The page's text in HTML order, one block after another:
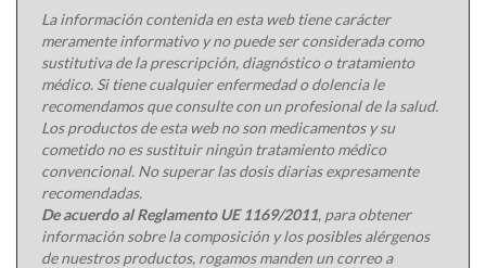
La información contenida en esta web tiene carácter
meramente informativo y no puede ser considerada como
sustitutiva de la prescripción, diagnóstico o tratamiento
médico. Si tiene cualquier enfermedad o dolencia le
recomendamos que consulte con un profesional de la salud.
Los productos de esta web no son medicamentos y su
cometido no es sustituir ningún tratamiento médico
convencional. No superar las dosis diarias expresamente
recomendadas.
De acuerdo al Reglamento UE 1169/2011, para obtener
información sobre la composición y los posibles alérgenos
de nuestros productos, rogamos manden un correo a